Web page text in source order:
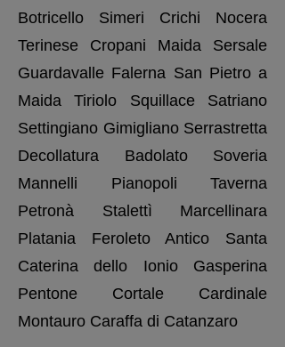
Botricello Simeri Crichi Nocera
Terinese Cropani Maida Sersale
Guardavalle Falerna San Pietro a
Maida Tiriolo Squillace Satriano
Settingiano Gimigliano Serrastretta
Decollatura Badolato Soveria
Mannelli Pianopoli Taverna
Petronà Stalettì Marcellinara
Platania Feroleto Antico Santa
Caterina dello Ionio Gasperina
Pentone Cortale Cardinale
Montauro Caraffa di Catanzaro